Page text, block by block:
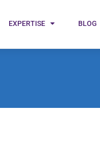
EXPERTISE BLOG